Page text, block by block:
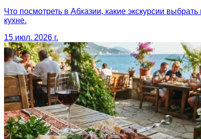
Что посмотреть в Абхазии, какие экскурсии
кухне.
15 июл. 2026 г.